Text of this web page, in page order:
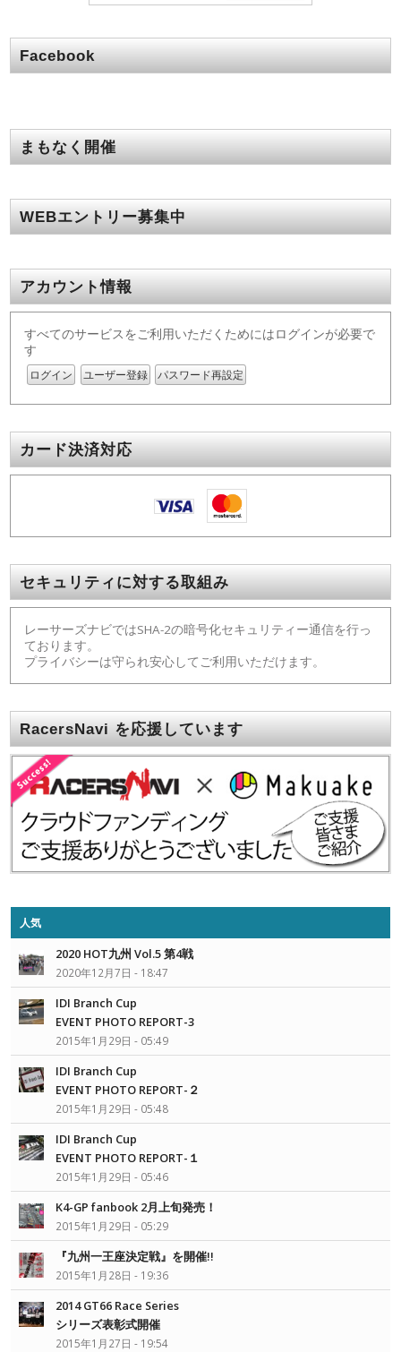
Facebook
まもなく開催
WEBエントリー募集中
アカウント情報
すべてのサービスをご利用いただくためにはログインが必要で
す
ログイン ユーザー登録 パスワード再設定
カード決済対応
セキュリティに対する取組み
レーサーズナビではSHA-2の暗号化セキュリティー通信を行っ
ております。
プライバシーは守られ安心してご利用いただけます。
RacersNavi を応援しています
人気
2020 HOT九州 Vol.5 第4戦
2020年12月7日 - 18:47
IDI Branch Cup
EVENT PHOTO REPORT-3
2015年1月29日 - 05:49
IDI Branch Cup
EVENT PHOTO REPORT-２
2015年1月29日 - 05:48
IDI Branch Cup
EVENT PHOTO REPORT-１
2015年1月29日 - 05:46
K4-GP fanbook 2月上旬発売！
2015年1月29日 - 05:29
『九州一王座決定戦』を開催!!
2015年1月28日 - 19:36
2014 GT66 Race Series
シリーズ表彰式開催
2015年1月27日 - 19:54